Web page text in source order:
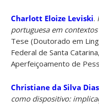
Charlott Eloize Leviski.
portuguesa em
Tese (Doutorado em
Federal de Santa
Aperfeiçoamento de
Christiane da Silva Dias
como dispositivo: